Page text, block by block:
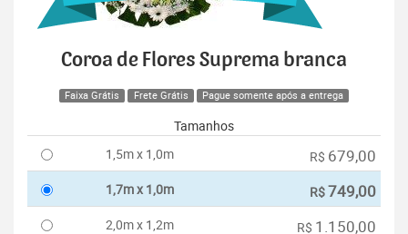
Coroa de Flores Suprema branca
Faixa Grátis Frete Grátis Pague somente após a entrega
Tamanhos
1,5m x 1,0m
R$ 679,00
1,7m x 1,0m R$749,00
2,0m x 1,2m R$ 1.150,00